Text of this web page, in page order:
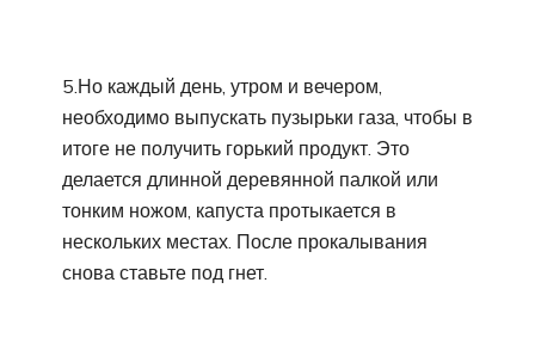
5.Но каждый день, утром и вечером,
необходимо выпускать пузырьки газа, чтобы в
итоге не получить горький продукт. Это
делается длинной деревянной палкой или
тонким ножом, капуста протыкается в
нескольких местах. После прокалывания
снова ставьте под гнет.